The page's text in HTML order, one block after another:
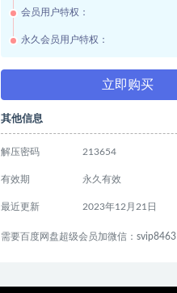
会员用户特权：
永久会员用户特权：
立即购买
其他信息
解压密码 213654
有效期 永久有效
最近更新 2023年12月21日
需要百度网盘超级会员加微信：svip8463